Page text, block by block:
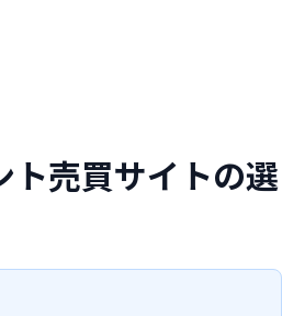
ト売買サイトの選